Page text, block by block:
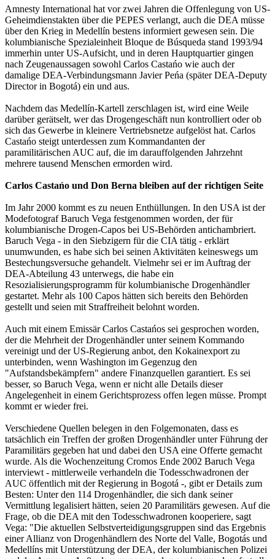
Amnesty International hat vor zwei Jahren die Offenlegung von US-
Geheimdienstakten über die PEPES verlangt, auch die DEA müsse
über den Krieg in Medellín bestens informiert gewesen sein. Die
kolumbianische Spezialeinheit Bloque de Búsqueda stand 1993/94
immerhin unter US-Aufsicht, und in deren Hauptquartier gingen
nach Zeugenaussagen sowohl Carlos Castańo wie auch der
damalige DEA-Verbindungsmann Javier Peńa (später DEA-Deputy
Director in Bogotá) ein und aus.
Nachdem das Medellín-Kartell zerschlagen ist, wird eine Weile
darüber gerätselt, wer das Drogengeschäft nun kontrolliert oder ob
sich das Gewerbe in kleinere Vertriebsnetze aufgelöst hat. Carlos
Castańo steigt unterdessen zum Kommandanten der
paramilitärischen AUC auf, die im darauffolgenden Jahrzehnt
mehrere tausend Menschen ermorden wird.
Carlos Castańo und Don Berna bleiben auf der richtigen Seite
Im Jahr 2000 kommt es zu neuen Enthüllungen. In den USA ist der
Modefotograf Baruch Vega festgenommen worden, der für
kolumbianische Drogen-Capos bei US-Behörden antichambriert.
Baruch Vega - in den Siebzigern für die CIA tätig - erklärt
unumwunden, es habe sich bei seinen Aktivitäten keineswegs um
Bestechungsversuche gehandelt. Vielmehr sei er im Auftrag der
DEA-Abteilung 43 unterwegs, die habe ein
Resozialisierungsprogramm für kolumbianische Drogenhändler
gestartet. Mehr als 100 Capos hätten sich bereits den Behörden
gestellt und seien mit Straffreiheit belohnt worden.
Auch mit einem Emissär Carlos Castańos sei gesprochen worden,
der die Mehrheit der Drogenhändler unter seinem Kommando
vereinigt und der US-Regierung anbot, den Kokainexport zu
unterbinden, wenn Washington im Gegenzug den
"Aufstandsbekämpfern" andere Finanzquellen garantiert. Es sei
besser, so Baruch Vega, wenn er nicht alle Details dieser
Angelegenheit in einem Gerichtsprozess offen legen müsse. Prompt
kommt er wieder frei.
Verschiedene Quellen belegen in den Folgemonaten, dass es
tatsächlich ein Treffen der großen Drogenhändler unter Führung der
Paramilitärs gegeben hat und dabei den USA eine Offerte gemacht
wurde. Als die Wochenzeitung Cromos Ende 2002 Baruch Vega
interviewt - mittlerweile verhandeln die Todesschwadronen der
AUC öffentlich mit der Regierung in Bogotá -, gibt er Details zum
Besten: Unter den 114 Drogenhändler, die sich dank seiner
Vermittlung legalisiert hätten, seien 20 Paramilitärs gewesen. Auf die
Frage, ob die DEA mit den Todesschwadronen kooperiere, sagt
Vega: "Die aktuellen Selbstverteidigungsgruppen sind das Ergebnis
einer Allianz von Drogenhändlern des Norte del Valle, Bogotás und
Medellíns mit Unterstützung der DEA, der kolumbianischen Polizei